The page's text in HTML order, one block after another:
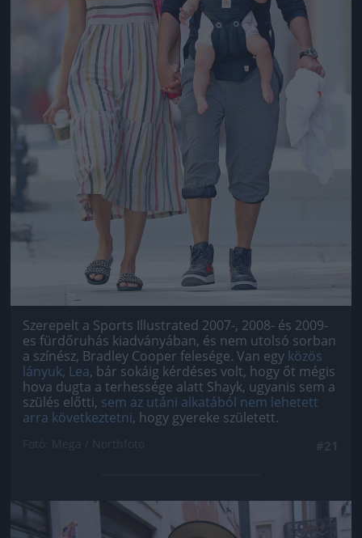
Szerepelt a Sports Illustrated 2007-, 2008- és 2009-
es fürdőruhás kiadványában, és nem utolsó sorban
a színész, Bradley Cooper felesége. Van egy közös
lányuk, Lea, bár sokáig kérdéses volt, hogy őt mégis
hova dugta a terhessége alatt Shayk, ugyanis sem a
szülés előtti, sem az utáni alkatából nem lehetett
arra következtetni, hogy gyereke született.
Jön még kép!